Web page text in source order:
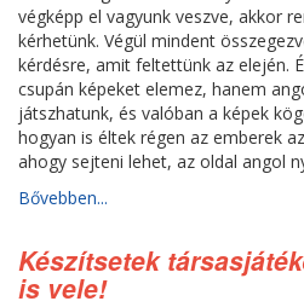
végképp el vagyunk veszve, akkor
kérhetünk. Végül mindent
kérdésre, amit feltettünk az elején.
csupán képeket elemez, hanem
játszhatunk, és valóban a képek
hogyan is éltek régen az emberek
ahogy sejteni lehet, az oldal angol
Bővebben...
Készítsetek
is vele!